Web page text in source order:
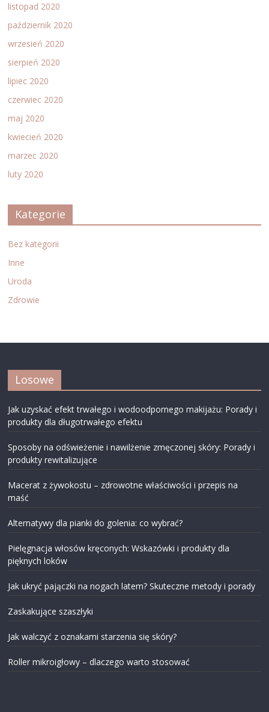
listopad 2020
październik 2020
wrzesień 2020
sierpień 2020
lipiec 2020
czerwiec 2020
maj 2020
kwiecień 2020
marzec 2020
luty 2020
Kategorie
Bez kategorii
Inne
Uroda
Zdrowie
Losowe
Jak uzyskać efekt trwałego i wodoodpornego makijażu: Porady i
produkty dla długotrwałego efektu
Sposoby na odświeżenie i nawilżenie zmęczonej skóry: Porady i
produkty rewitalizujące
Macerat z żywokostu – zdrowotne właściwości i przepis na
maść
Alternatywy dla pianki do golenia: co wybrać?
Pielęgnacja włosów kręconych: Wskazówki i produkty dla
pięknych loków
Jak ukryć pajączki na nogach latem? Skuteczne metody i porady
Zaskakujące szaszłyki
Jak walczyć z oznakami starzenia się skóry?
Roller mikroigłowy – dlaczego warto stosować